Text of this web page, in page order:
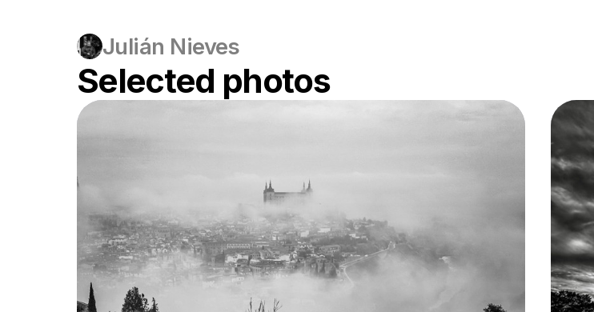
Julián Nieves
Selected photos